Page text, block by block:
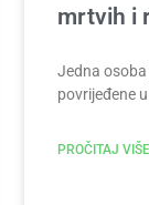
mrtvih i
Jedna osoba
povrijeđene
PROČITAJ